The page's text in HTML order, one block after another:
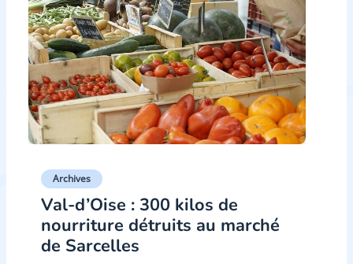
Archives
Val-d’Oise : 300 kilos de
nourriture détruits au marché
de Sarcelles